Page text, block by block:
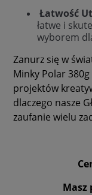
Łatwość
łatwe i
wyborem
Zanurz się w
Minky Polar
projektów
dlaczego nasze
zaufanie wielu
Masz